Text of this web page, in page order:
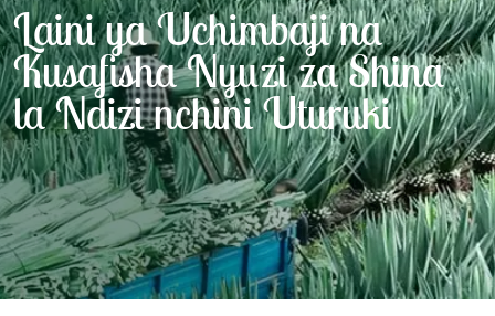
Laini ya Uchimbaji na
Kusafisha Nyuzi za Shina
la Ndizi nchini Uturuki